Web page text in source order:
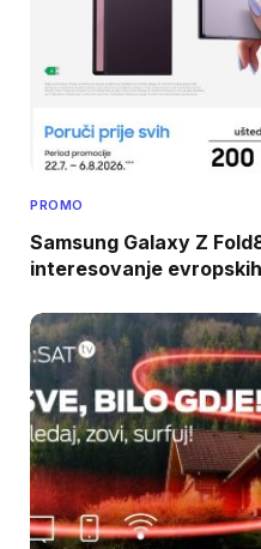
PROMO
Samsung Galaxy Z
interesovanje